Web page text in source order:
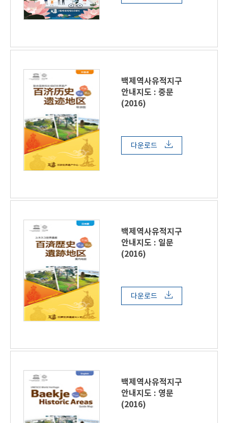
백제역사유적지구
안내지도 : 중문
(2016)
다운로드
백제역사유적지구
안내지도 : 일문
(2016)
다운로드
백제역사유적지구
안내지도 : 영문
(2016)